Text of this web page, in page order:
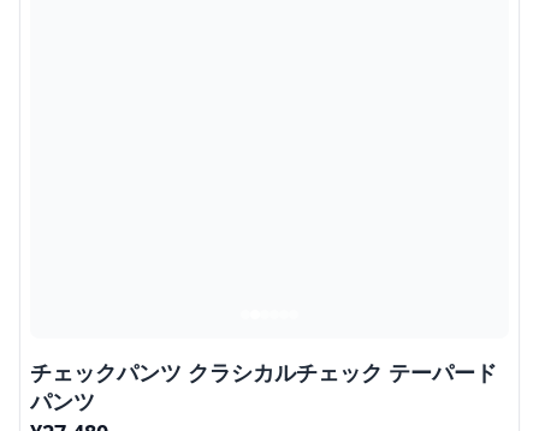
チェックパンツ クラシカルチェック テーパード
パンツ